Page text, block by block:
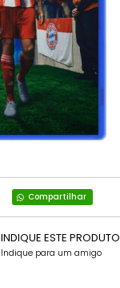
Compartilhar
INDIQUE ESTE PRODUTO
Indique para um amigo